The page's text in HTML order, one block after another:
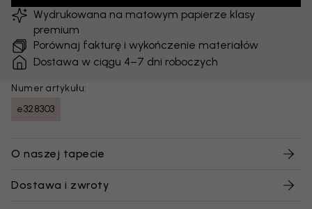
Wydrukowana na matowym papierze klasy
premium
Porównaj fakturę i wykończenie materiałów
Dostawa w ciągu 4–7 dni roboczych
Numer artykułu:
e328303
O naszej tapecie
Dostawa i zwroty